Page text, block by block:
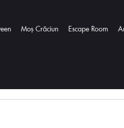
Moș Crăciun Escape Room